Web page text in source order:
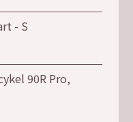
- S
90R Pro,